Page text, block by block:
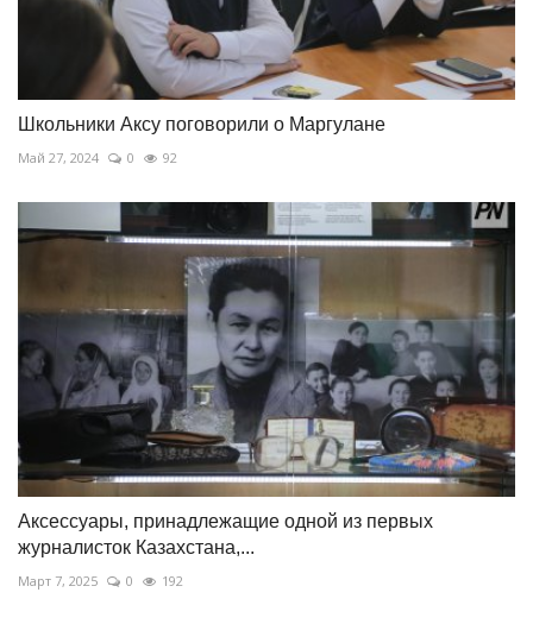
Школьники Аксу поговорили о Маргулане
Май 27, 2024 0 92
Аксессуары, принадлежащие одной из первых
журналисток Казахстана,...
Март 7, 2025 0 192